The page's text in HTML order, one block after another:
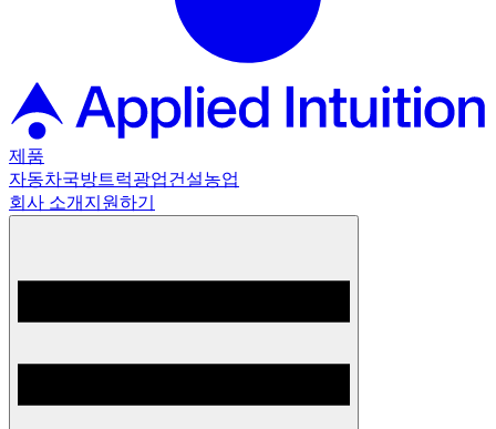
제품
자동차국방트럭광업건설농업
회사 소개 지원하기